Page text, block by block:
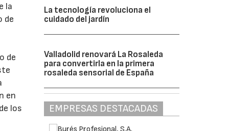
la
de
de
en
los
La tecnología revoluciona el
cuidado del jardín
Valladolid renovará La Rosaleda
para convertirla en la primera
rosaleda sensorial de España
EMPRESAS DESTACADAS